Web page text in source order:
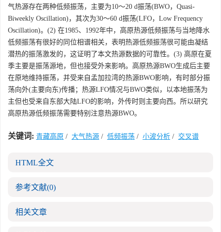
气热源存在两种低频振荡，主要为10～20 d振荡(BWO，Quasi-
Biweekly Oscillation)，其次为30～60 d振荡(LFO，Low Frequency
Oscillation)。(2) 在1985、1992年中，高原热源低频振荡与当地降水
低频振荡有很好的同位相谱相关，表明热源低频振荡很可能由凝结
潜热的振荡激发的，这证明了本文热源数据的可靠性。(3) 高原在夏
季主要是振荡源地，但也接受外来影响。高原热源BWO生成后主要
在原地维持振荡，并受来自孟加拉湾的热源BWO影响，有时部分振
荡向外(主要向东)传播；热源LFO情况与BWO类似，以本地振荡为
主但也受来自东部大陆LFO的影响，外传时则主要向西。所以研究
高原热源低频振荡需要特别注意热源BWO。
关键词: 青藏高原 / 大气热源 / 低频振荡 / 小波分析 / 交叉谱
HTML全文
参考文献(0)
相关文章